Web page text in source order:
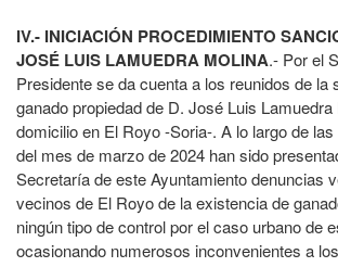
IV.- INICIACIÓN PROCEDIMIENTO
JOSÉ LUIS LAMUEDRA MOLINA.- Por el
Presidente se da cuenta a los reunidos de la
ganado propiedad de D. José Luis
domicilio en El Royo -Soria-. A lo largo de
del mes de marzo de 2024 han sido
Secretaría de este Ayuntamiento denuncias
vecinos de El Royo de la existencia de
ningún tipo de control por el caso urbano de
ocasionando numerosos inconvenientes a